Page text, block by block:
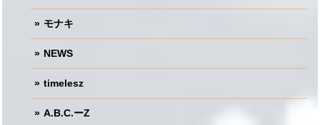
モナキ
NEWS
timelesz
A.B.C.ーZ